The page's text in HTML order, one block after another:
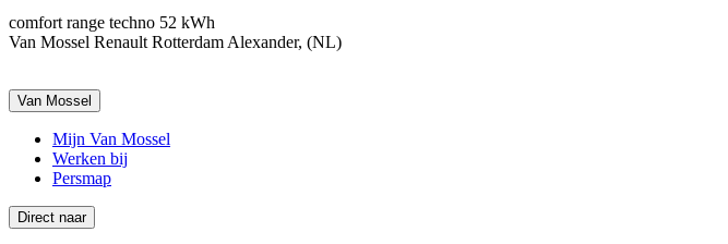
comfort range techno 52 kWh
Van Mossel Renault Rotterdam Alexander, (NL)
Van Mossel
Mijn Van Mossel
Werken bij
Persmap
Direct naar